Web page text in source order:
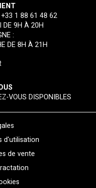
+33 1 88 61 48 62
DE 9H À 20H
:
DE 8H À 21H
VOUS DISPONIBLES
d'utilisation
de vente